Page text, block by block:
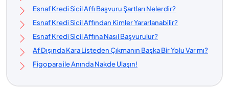
Esnaf Kredi Sicil Affı Başvuru Şartları Nelerdir?
Esnaf Kredi Sicil Affından Kimler Yararlanabilir?
Esnaf Kredi Sicil Affına Nasıl Başvurulur?
Af Dışında Kara Listeden Çıkmanın Başka Bir Yolu Var mı?
Figopara ile Anında Nakde Ulaşın!